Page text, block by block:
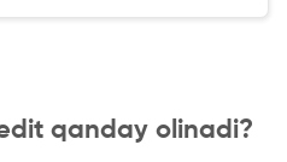
qanday olinadi?